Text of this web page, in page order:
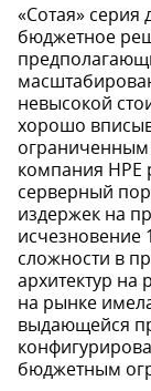
«Сотая» серия
бюджетное
невысокой
хорошо
компания HPE
серверный
издержек на
исчезновение
сложности в
архитектур на
на рынке
выдающейся
бюджетным